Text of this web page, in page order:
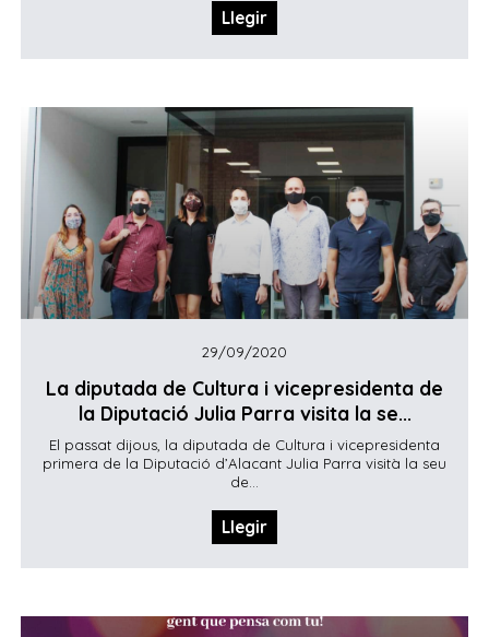
Llegir
29/09/2020
La diputada de Cultura i vicepresidenta de
la Diputació Julia Parra visita la se...
El passat dijous, la diputada de Cultura i vicepresidenta
primera de la Diputació d’Alacant Julia Parra visità la seu
de...
Llegir